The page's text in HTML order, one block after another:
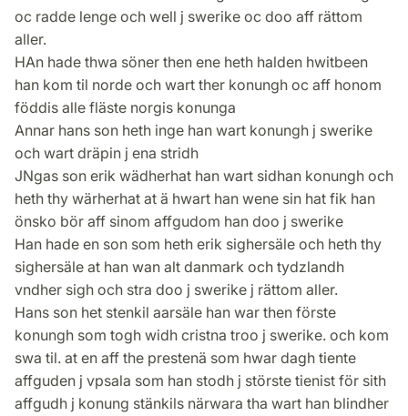
oc radde lenge och well j swerike oc doo aff rättom
aller.
HAn hade thwa söner then ene heth halden hwitbeen
han kom til norde och wart ther konungh oc aff honom
föddis alle fläste norgis konunga
Annar hans son heth inge han wart konungh j swerike
och wart dräpin j ena stridh
JNgas son erik wädherhat han wart sidhan konungh och
heth thy wärherhat at ä hwart han wene sin hat fik han
önsko bör aff sinom affgudom han doo j swerike
Han hade en son som heth erik sighersäle och heth thy
sighersäle at han wan alt danmark och tydzlandh
vndher sigh och stra doo j swerike j rättom aller.
Hans son het stenkil aarsäle han war then förste
konungh som togh widh cristna troo j swerike. och kom
swa til. at en aff the prestenä som hwar dagh tiente
affguden j vpsala som han stodh j störste tienist för sith
affgudh j konung stänkils närwara tha wart han blindher